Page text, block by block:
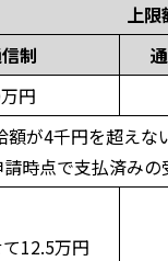
上限
制
円
が4千円を超えな
時点で支払済みの
12.5万円